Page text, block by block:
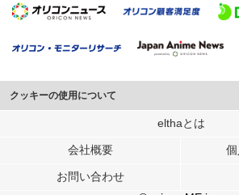
クッキーの使用について
このサイトでは Cookie を使用して、ユーザーに合
行っています。
メディアや広告配信、データ解析の各パートナーに
各パートナーは、この情報とユーザーが各パートナ
elthaとは
会社概要
お問い合わせ